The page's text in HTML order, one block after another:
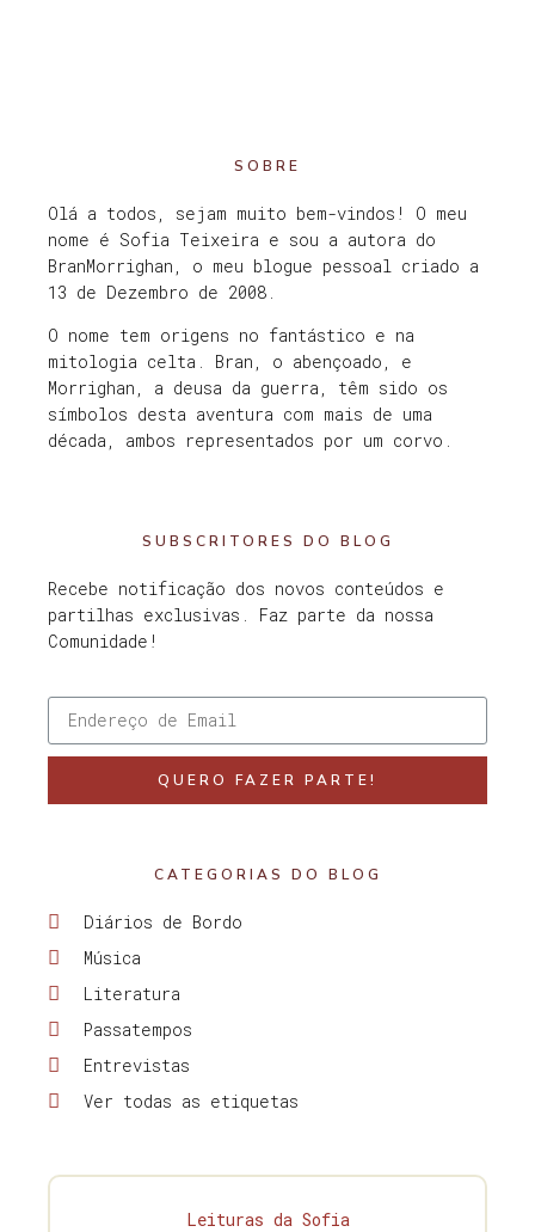
SOBRE
Olá a todos, sejam muito bem-vindos! O meu
nome é Sofia Teixeira e sou a autora do
BranMorrighan, o meu blogue pessoal criado a
13 de Dezembro de 2008.
O nome tem origens no fantástico e na
mitologia celta. Bran, o abençoado, e
Morrighan, a deusa da guerra, têm sido os
símbolos desta aventura com mais de uma
década, ambos representados por um corvo.
SUBSCRITORES DO BLOG
Recebe notificação dos novos conteúdos e
partilhas exclusivas. Faz parte da nossa
Comunidade!
QUERO FAZER PARTE!
CATEGORIAS DO BLOG
Diários de Bordo
Música
Literatura
Passatempos
Entrevistas
Ver todas as etiquetas
Leituras da Sofia